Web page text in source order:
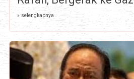
» selengkapnya